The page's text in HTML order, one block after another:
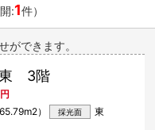
:1件）
ができます。
東 3階
2） 採光面 東